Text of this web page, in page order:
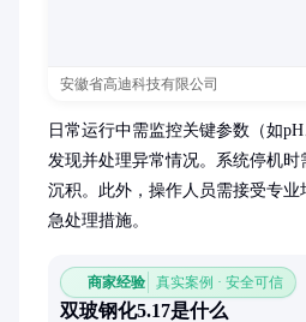
安徽省高迪科技有限公司
日常运行中需监控关键参数（如
发现并处理异常情况。系统停机
沉积。此外，操作人员需接受专
急处理措施。
商家经验 真实案例 · 安全可信
双玻钢化5.17是什么